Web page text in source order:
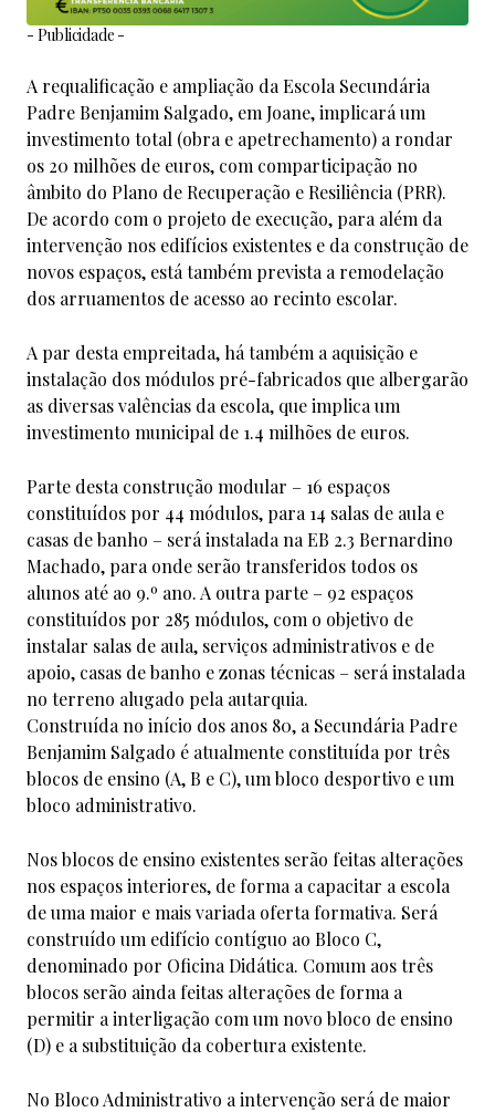
- Publicidade -
A requalificação e ampliação da Escola Secundária
Padre Benjamim Salgado, em Joane, implicará um
investimento total (obra e apetrechamento) a rondar
os 20 milhões de euros, com comparticipação no
âmbito do Plano de Recuperação e Resiliência (PRR).
De acordo com o projeto de execução, para além da
intervenção nos edifícios existentes e da construção de
novos espaços, está também prevista a remodelação
dos arruamentos de acesso ao recinto escolar.
A par desta empreitada, há também a aquisição e
instalação dos módulos pré-fabricados que albergarão
as diversas valências da escola, que implica um
investimento municipal de 1.4 milhões de euros.
Parte desta construção modular – 16 espaços
constituídos por 44 módulos, para 14 salas de aula e
casas de banho – será instalada na EB 2.3 Bernardino
Machado, para onde serão transferidos todos os
alunos até ao 9.º ano. A outra parte – 92 espaços
constituídos por 285 módulos, com o objetivo de
instalar salas de aula, serviços administrativos e de
apoio, casas de banho e zonas técnicas – será instalada
no terreno alugado pela autarquia.
Construída no início dos anos 80, a Secundária Padre
Benjamim Salgado é atualmente constituída por três
blocos de ensino (A, B e C), um bloco desportivo e um
bloco administrativo.
Nos blocos de ensino existentes serão feitas alterações
nos espaços interiores, de forma a capacitar a escola
de uma maior e mais variada oferta formativa. Será
construído um edifício contíguo ao Bloco C,
denominado por Oficina Didática. Comum aos três
blocos serão ainda feitas alterações de forma a
permitir a interligação com um novo bloco de ensino
(D) e a substituição da cobertura existente.
No Bloco Administrativo a intervenção será de maior